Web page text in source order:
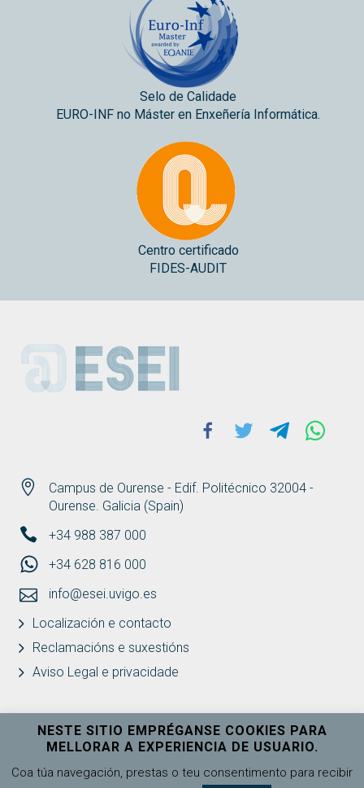
Selo de Calidade
EURO-INF no Máster en Enxeñería Informática.
Centro certificado
FIDES-AUDIT
ESEI
Campus de Ourense - Edif. Politécnico 32004 -
Ourense. Galicia (Spain)
+34 988 387 000
+34 628 816 000
info@esei.uvigo.es
Localización e contacto
Reclamacións e suxestións
Aviso Legal e privacidade
Facebook
Twitter Telegram
NESTE SITIO EMPRÉGANSE COOKIES PARA
MELLORAR A EXPERIENCIA DE USUARIO.
Coa túa navegación, prestas o teu consentimento para recibir